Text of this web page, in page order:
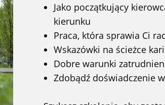
Jako początkujący
kierunku
Praca, która sprawia Ci
Wskazówki na ścieżce
Dobre warunki
Zdobądź doświadczenie